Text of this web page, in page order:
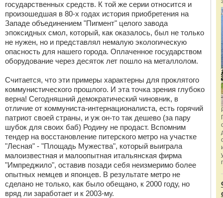
государственных средств. К той же серии относится и
произошедшая в 80-х годах история приобретения на
Западе объединением "Пигмент" целого завода
эпоксидных смол, который, как оказалось, был не только
не нужен, но и представлял немалую экологическую
опасность для нашего города. Оплаченное государством
оборудование через десяток лет пошло на металлолом.
Считается, что эти примеры характерны для проклятого
коммунистического прошлого. И эта точка зрения глубоко
верна! Сегодняшний демократический чиновник, в
отличие от коммуниста-интернационалиста, есть горячий
патриот своей страны, и уж он-то так дешево (за пару
шубок для своих баб) Родину не продаст. Вспомним
тендер на восстановление питерского метро на участке
"Лесная" - "Площадь Мужества", который выиграла
малоизвестная и малоопытная итальянская фирма
"Импреджило", оставив позади себя неизмеримо более
опытных немцев и японцев. В результате метро не
сделано не только, как было обещано, к 2000 году, но
вряд ли заработает и к 2003-му.